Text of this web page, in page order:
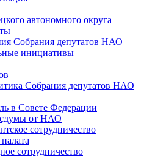
автономного округа
Собрания депутатов НАО
инициативы
Собрания депутатов НАО
в Совете Федерации
от НАО
сотрудничество
сотрудничество